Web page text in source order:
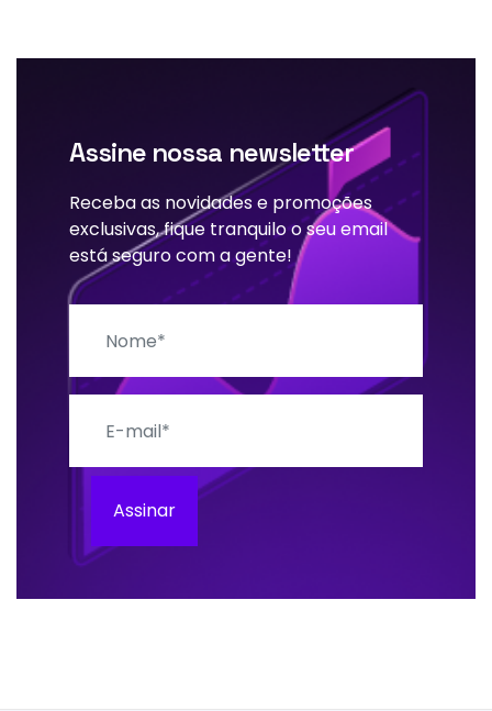
Assine nossa newsletter
Receba as novidades e promoções
exclusivas, fique tranquilo o seu email
está seguro com a gente!
Assinar